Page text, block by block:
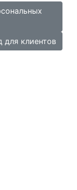
для клиентов